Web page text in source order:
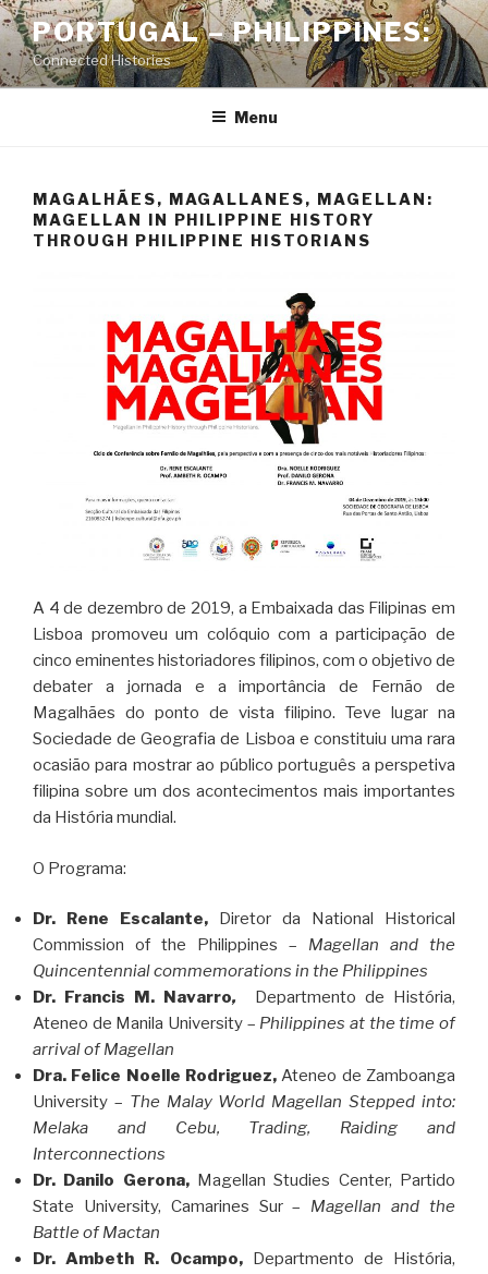
Skip
to
content
PORTUGAL – PHILIPPINES:
Connected Histories
Menu
MAGALHÃES, MAGALLANES, MAGELLAN:
MAGELLAN IN PHILIPPINE HISTORY
THROUGH PHILIPPINE HISTORIANS
A 4 de dezembro de 2019, a Embaixada das Filipinas em
Lisboa promoveu um colóquio com a participação de
cinco eminentes historiadores filipinos, com o objetivo de
debater a jornada e a importância de Fernão de
Magalhães do ponto de vista filipino. Teve lugar na
Sociedade de Geografia de Lisboa e constituiu uma rara
ocasião para mostrar ao público português a perspetiva
filipina sobre um dos acontecimentos mais importantes
da História mundial.
O Programa:
Dr. Rene Escalante,
Diretor da National Historical
Commission of the Philippines – Magellan and the
Quincentennial commemorations in the Philippines
Dr. Francis M. Navarro,
Departmento de História,
Ateneo de Manila University – Philippines at the time of
arrival of Magellan
Dra. Felice Noelle Rodriguez,Ateneo de Zamboanga
University – The Malay World Magellan Stepped into:
Melaka and Cebu, Trading, Raiding and
Interconnections
Dr. Danilo Gerona,Magellan Studies Center, Partido
State University, Camarines Sur – Magellan and the
Battle of Mactan
Dr. Ambeth R. Ocampo,
Departmento de História,